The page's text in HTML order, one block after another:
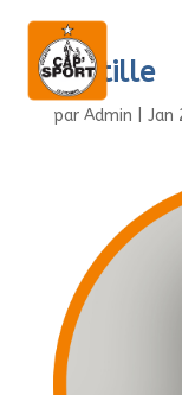
Castille
par Admin Jan